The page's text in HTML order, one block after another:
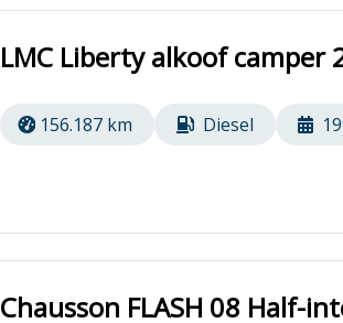
LMC Liberty alkoof
156.187 km Diesel
Chausson FLASH 08 Half-